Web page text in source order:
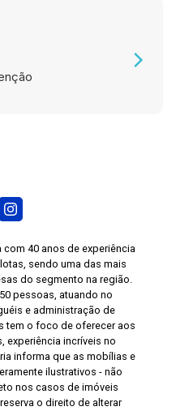
com 40 anos de experiência
sendo uma das mais
do segmento na região.
pessoas, atuando no
e administração de
tem o foco de oferecer aos
experiência incríveis no
informa que as mobílias e
ilustrativos - não
nos casos de imóveis
o direito de alterar